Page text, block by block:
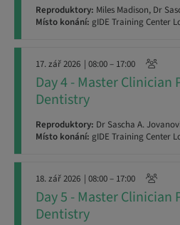
Reproduktory: Miles Madison, Dr
Místo konání: gIDE Training Center
17. zář 2026 | 08:00 – 17:00
Day 4 - Master
Dentistry
Reproduktory: Dr Sascha A.
Místo konání: gIDE Training Center
18. zář 2026 | 08:00 – 17:00
Day 5 - Master
Dentistry